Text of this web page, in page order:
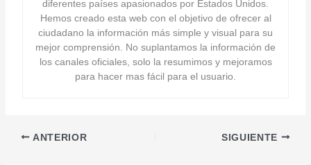
diferentes países apasionados por Estados Unidos.
Hemos creado esta web con el objetivo de ofrecer al
ciudadano la información más simple y visual para su
mejor comprensión. No suplantamos la información de
los canales oficiales, solo la resumimos y mejoramos
para hacer mas fácil para el usuario.
ANTERIOR SIGUIENTE